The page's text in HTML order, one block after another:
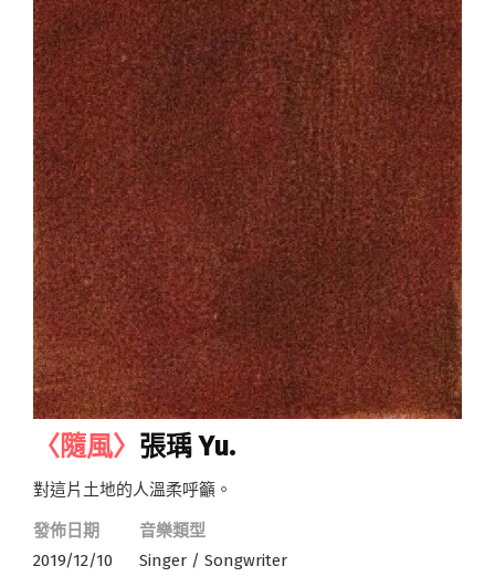
〈隨風〉 張瑀 Yu.
對這片土地的人溫柔呼籲。
發佈日期
2019/12/10
音樂類型
Singer / Songwriter